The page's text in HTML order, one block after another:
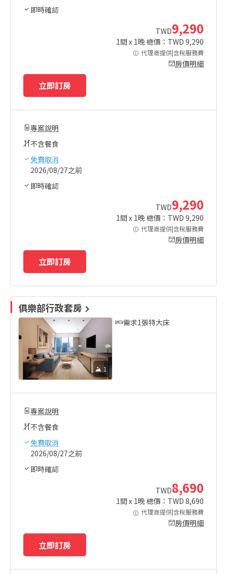
即時確認
TWD9,290
1間 x 1晚 總價：TWD 9,290
代理商提供|含稅服務費
房價明細
立即訂房
專案說明
不含餐食
免費取消
2026/08/27之前
即時確認
TWD9,290
1間 x 1晚 總價：TWD 9,290
代理商提供|含稅服務費
房價明細
立即訂房
俱樂部行政套房
1
需求1張特大床
專案說明
不含餐食
免費取消
2026/08/27之前
即時確認
TWD8,690
1間 x 1晚 總價：TWD 8,690
代理商提供|含稅服務費
房價明細
立即訂房